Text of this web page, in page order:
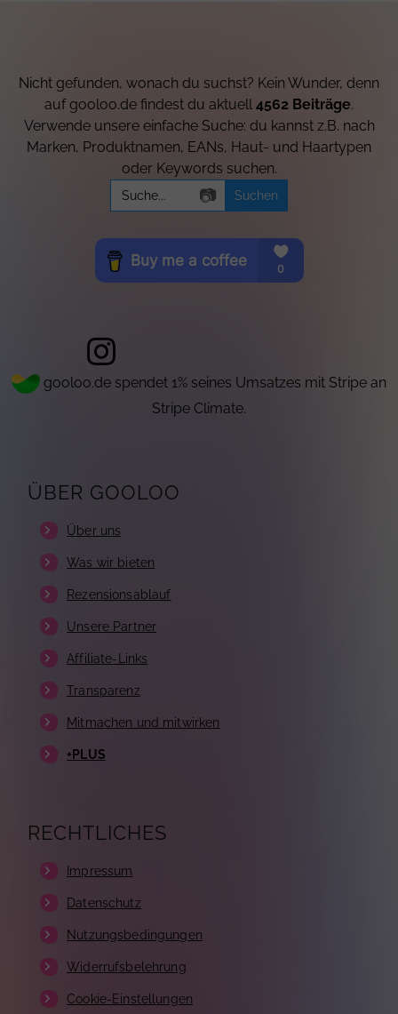
Nicht gefunden, wonach du suchst? Kein Wunder, denn
auf gooloo.de findest du aktuell 4562 Beiträge.
Verwende unsere einfache Suche: du kannst z.B. nach
Marken, Produktnamen, EANs, Haut- und Haartypen
oder Keywords suchen.
Search
for:
📷
gooloo.de spendet 1% seines Umsatzes mit Stripe an
Stripe Climate.
ÜBER GOOLOO
Über uns
Was wir bieten
Rezensionsablauf
Unsere Partner
Affiliate-Links
Transparenz
Mitmachen und mitwirken
+PLUS
RECHTLICHES
Impressum
Datenschutz
Nutzungsbedingungen
Widerrufsbelehrung
Cookie-Einstellungen